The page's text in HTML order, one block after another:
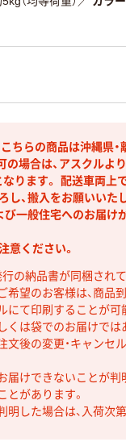
ちらの商品は沖縄県
の場合は、アスクルよ
ります。 配送車両上
し、搬入をお願いい
び一般住宅へのお届
意ください。
行の納品書が同梱され
望のお客様は、商品
にて印刷することが可
くは袋でのお届けでは
後の変更・キャンセ
届けできないことが判
とがあります。
明した場合は、入荷次